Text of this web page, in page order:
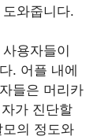
와줍니다.
용자들이
. 어플 내에
들은 머리카
가 진단할
의 정도와